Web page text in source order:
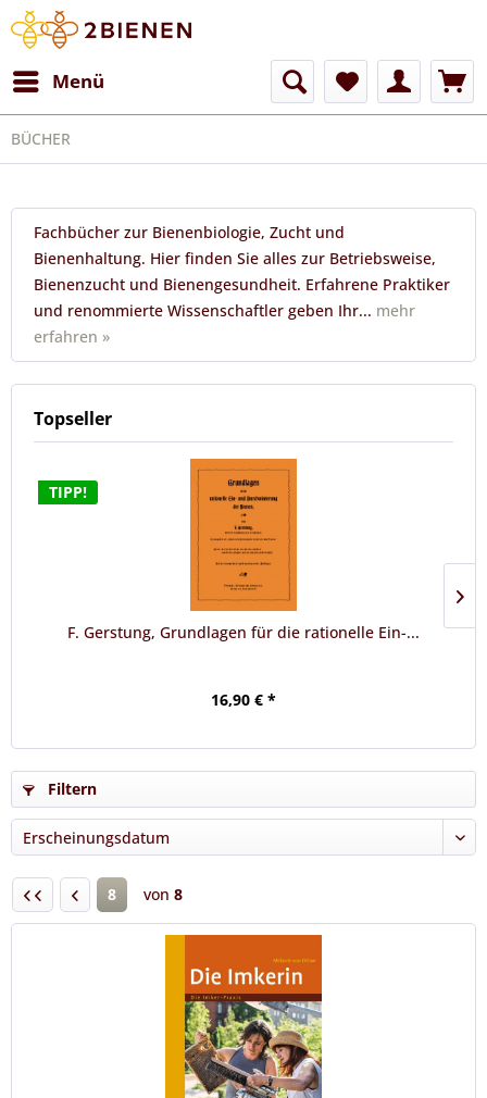
Menü
BÜCHER
Fachbücher zur Bienenbiologie, Zucht und
Bienenhaltung. Hier finden Sie alles zur Betriebsweise,
Bienenzucht und Bienengesundheit. Erfahrene Praktiker
und renommierte Wissenschaftler geben Ihr... mehr
erfahren »
Topseller
TIPP!
F. Gerstung, Grundlagen für die rationelle Ein-...
16,90 € *
Filtern
8 von 8